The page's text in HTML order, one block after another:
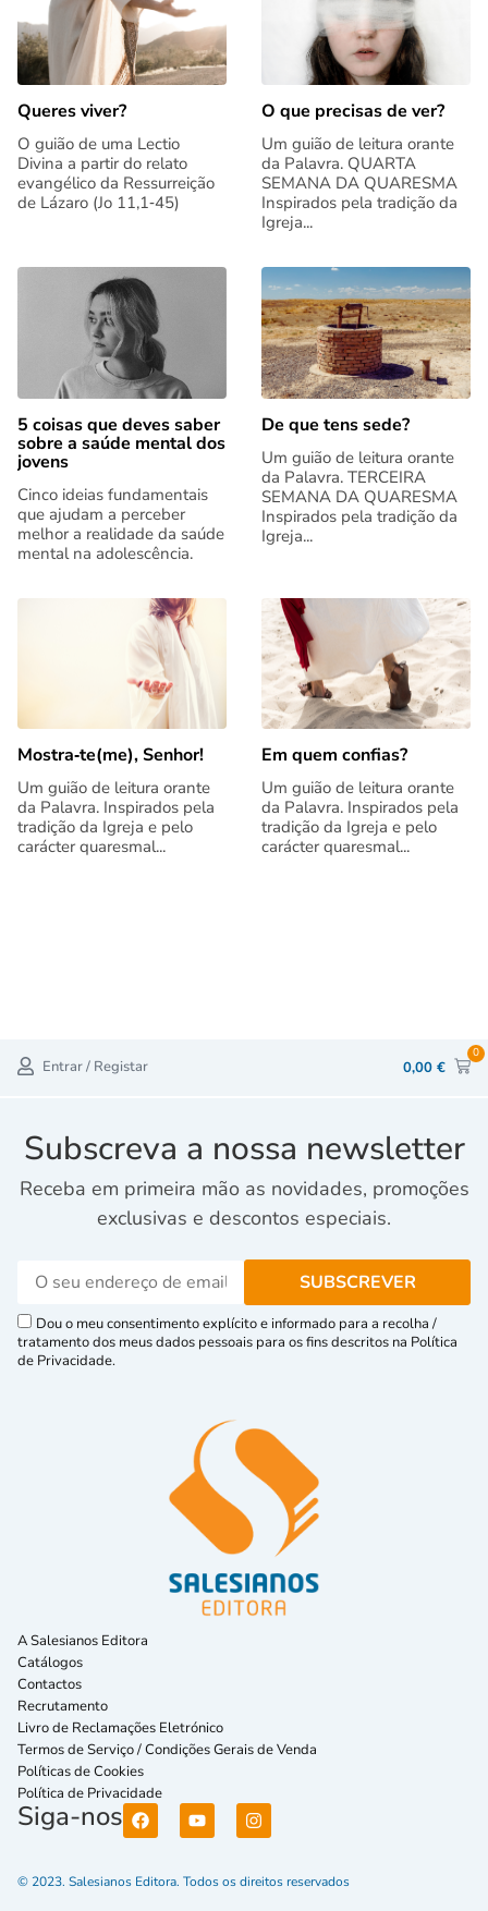
Queres viver?
O guião de uma Lectio
Divina a partir do relato
evangélico da Ressurreição
de Lázaro (Jo 11,1‑45)
O que precisas de ver?
Um guião de leitura orante
da Palavra. QUARTA
SEMANA DA QUARESMA
Inspirados pela tradição da
Igreja...
5 coisas que deves saber
sobre a saúde mental dos
jovens
Cinco ideias fundamentais
que ajudam a perceber
melhor a realidade da saúde
mental na adolescência.
De que tens sede?
Um guião de leitura orante
da Palavra. TERCEIRA
SEMANA DA QUARESMA
Inspirados pela tradição da
Igreja...
Mostra‑te(me), Senhor!
Um guião de leitura orante
da Palavra. Inspirados pela
tradição da Igreja e pelo
carácter quaresmal...
Em quem confias?
Um guião de leitura orante
da Palavra. Inspirados pela
tradição da Igreja e pelo
carácter quaresmal...
Entrar / Registar 0,00 €
0
Subscreva a nossa newsletter
Receba em primeira mão as novidades, promoções
exclusivas e descontos especiais.
Dou o meu consentimento explícito e informado para a recolha /
tratamento dos meus dados pessoais para os fins descritos na Política
de Privacidade.
A Salesianos Editora
Catálogos
Contactos
Recrutamento
Livro de Reclamações Eletrónico
Termos de Serviço / Condições Gerais de Venda
Políticas de Cookies
Política de Privacidade
Siga-nos
© 2023. Salesianos Editora. Todos os direitos reservados